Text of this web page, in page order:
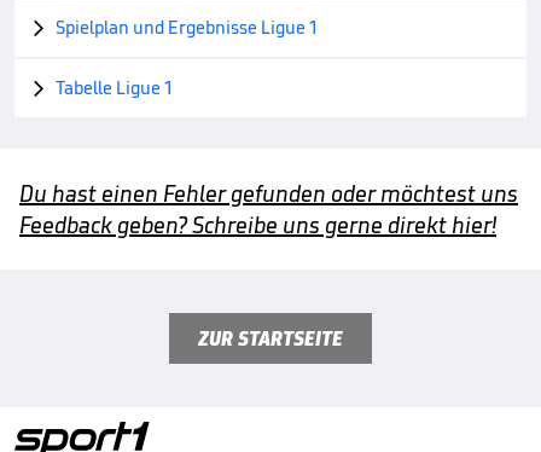
 Spielplan und Ergebnisse Ligue 1
 Tabelle Ligue 1
Du hast einen Fehler gefunden oder möchtest uns
Feedback geben? Schreibe uns gerne direkt hier!
ZUR STARTSEITE